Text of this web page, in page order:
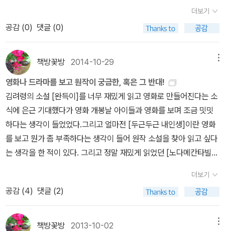
퍼모델, 아프리카 여성할례를 철폐하기 위한 활동을 한다. 직접 쓴 수
기의 제목은 자신의 이름 와리스에서 왔다. 사막의 꽃은 소말리아 어
로, '와리스'다. 자신의 삶에 대한 이야기가 가득하다. 오래 전에 읽었
는데, 모든 수기들이 그러하듯이 더 복잡하고 더 많은 이야기들을 전
한다. 글로는 주제가 하나, 집중된 게 읽기 좋겠지만, 삶은 그런 게 아
니니까, 삶을 쓴 글이다. 나는, 사막에서의 삶을 묘사할 때, 부유함,에
대해 생각했다. 우리의 부유함이 무엇을 치른 댓가인가, 이런 생각. 묘
사된 사막의 삶에서 부유한 적 없던 와리스의 가족은 고기가 생기면
마을 사람들과 나눠 먹는다. 줄 수 있을 때 베풀어야 하는 문화는 어쩌
면 저장의 한계 때문이겠지만, 가난이 아닌 공동체를 본 나는 부러웠
다. 나눠먹을 사람들이라, 나는 만들고 있나.
게 배필 하나만 내려 달라고 기도를 드렸다는 어머니의 말을 기억해
내고, 그가 하늘이 내려 준 자신의 남자라 믿는다.어린 시절 기우제를
에 보이지 않는 그는 홍천기를 만난 후 자신의 눈을 둘러싼 비밀을 알
더보기
공감 (0) 댓글 (0)
책방꽃방 2014-10-29
영화나 드라마를 보고 원작이 궁금한, 혹은 그 반대!
김려령의 소설 [완득이]를 너무 재밌게 읽고 영화로 만들어진다는 소
식에 은근 기대했다가 영화 개봉날 아이들과 영화를 보며 조금 밋밋
하다는 생각이 들었었다.그리고 얼마전 [두근두근 내인생]이란 영화
를 보고 뭔가 좀 부족하다는 생각이 들어 원작 소설을 찾아 읽고 싶다
는 생각을 한 적이 있다. 그리고 정말 재밌게 읽었던 [노다메칸타빌
데 책만큼은 아니더라도 그 비슷하게라도 재미를 준다면 얼마나 좋을
까?이렇듯 요즘은 정말 영화로 만들어지는 소설이나 만화 혹은 웹툰
이 참 많다.뭐 사실 예전에도 그랬겠지만 요 근래 들어 더 많아진거 같
은 느낌이다.그 반대로 원작을 읽고 영화를 보게 되면 실망할때가 더
더보기
공감 (4) 댓글 (2)
책방꽃방 2013-10-02